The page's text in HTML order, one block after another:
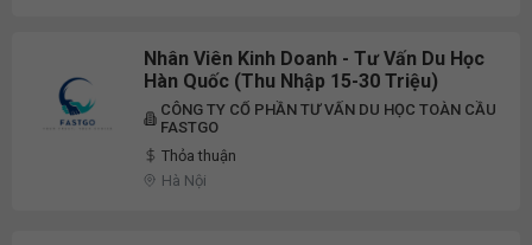
Nhân Viên Kinh Doanh - Tư Vấn Du Học
Hàn Quốc (Thu Nhập 15-30 Triệu)
CÔNG TY CỔ PHẦN TƯ VẤN DU HỌC TOÀN CẦU
FASTGO
Thỏa thuận
Hà Nội